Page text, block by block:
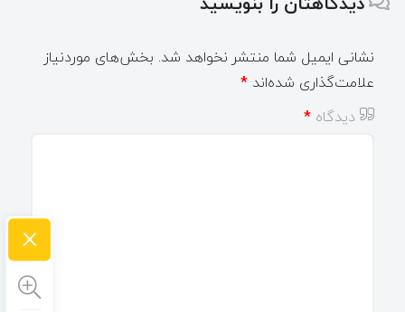
نشانی ایمیل شما منتشر نخواهد شد. بخش‌های موردنیاز
علامت‌گذاری شده‌اند *
دیدگاه *
×